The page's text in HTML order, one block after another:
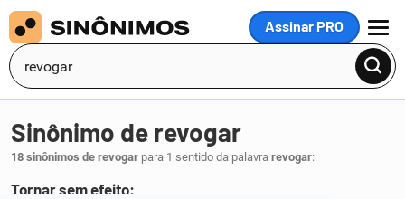
Assinar PRO
MENU
Sinônimo de revogar
18 sinônimos de revogar para 1 sentido da palavra revogar:
Tornar sem efeito: